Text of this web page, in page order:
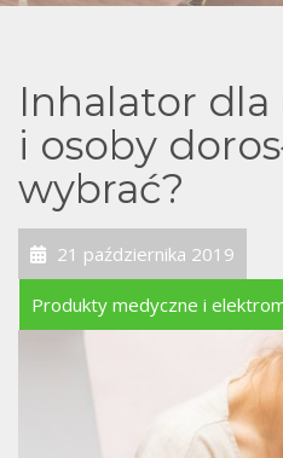
Inhalator dla
i osoby
wybrać?
21 października 2019
Produkty medyczne i